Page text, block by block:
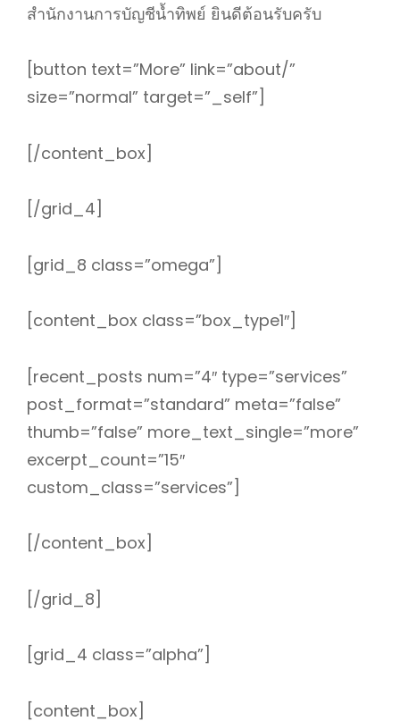
สำนักงานการบัญชีน้ำทิพย์ ยินดีต้อนรับครับ
[button text=”More” link=”about/”
size=”normal” target=”_self”]
[/content_box]
[/grid_4]
[grid_8 class=”omega”]
[content_box class=”box_type1″]
[recent_posts num=”4″ type=”services”
post_format=”standard” meta=”false”
thumb=”false” more_text_single=”more”
excerpt_count=”15″
custom_class=”services”]
[/content_box]
[/grid_8]
[grid_4 class=”alpha”]
[content_box]